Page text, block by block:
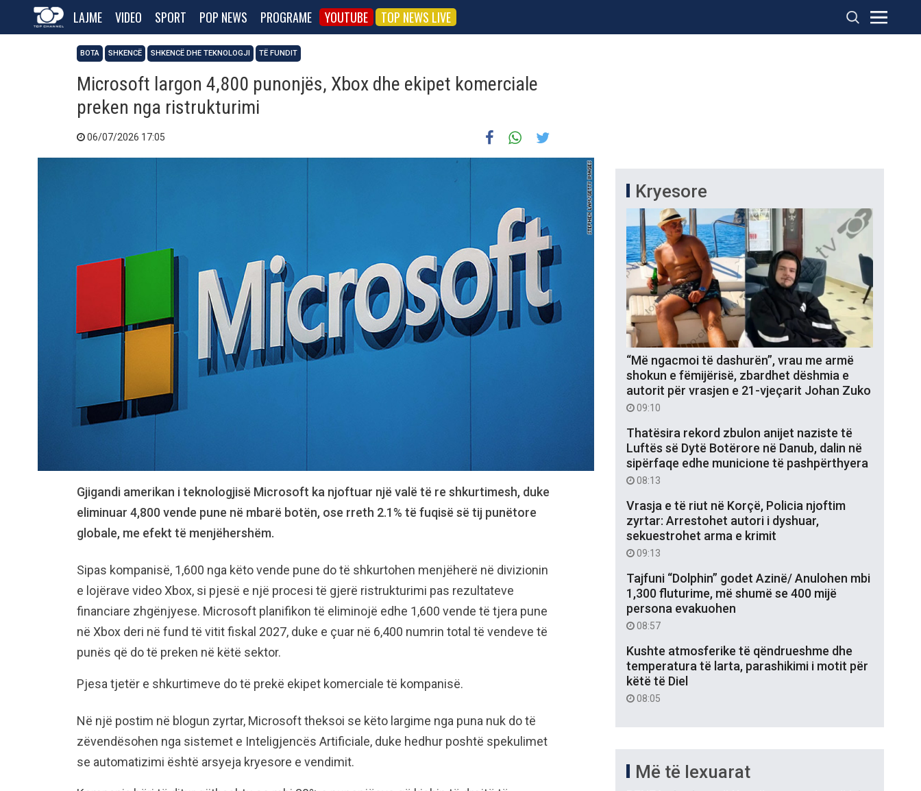
LAJME VIDEO SPORT POP NEWS PROGRAME YOUTUBE TOP NEWS LIVE
BOTA SHKENCË SHKENCË DHE TEKNOLOGJI TË FUNDIT
Microsoft largon 4,800 punonjës, Xbox dhe ekipet komerciale
preken nga ristrukturimi
06/07/2026 17:05
Gjigandi amerikan i teknologjisë Microsoft ka njoftuar një valë të re shkurtimesh, duke
eliminuar 4,800 vende pune në mbarë botën, ose rreth 2.1% të fuqisë së tij punëtore
globale, me efekt të menjëhershëm.
Sipas kompanisë, 1,600 nga këto vende pune do të shkurtohen menjëherë në divizionin
e lojërave video Xbox, si pjesë e një procesi të gjerë ristrukturimi pas rezultateve
financiare zhgënjyese. Microsoft planifikon të eliminojë edhe 1,600 vende të tjera pune
në Xbox deri në fund të vitit fiskal 2027, duke e çuar në 6,400 numrin total të vendeve të
punës që do të preken në këtë sektor.
Pjesa tjetër e shkurtimeve do të prekë ekipet komerciale të kompanisë.
Në një postim në blogun zyrtar, Microsoft theksoi se këto largime nga puna nuk do të
zëvendësohen nga sistemet e Inteligjencës Artificiale, duke hedhur poshtë spekulimet
se automatizimi është arsyeja kryesore e vendimit.
Kryesore
“Më ngacmoi të dashurën”, vrau me armë
shokun e fëmijërisë, zbardhet dëshmia e
autorit për vrasjen e 21-vjeçarit Johan Zuko
09:10
Thatësira rekord zbulon anijet naziste të
Luftës së Dytë Botërore në Danub, dalin në
sipërfaqe edhe municione të pashpërthyera
08:13
Vrasja e të riut në Korçë, Policia njoftim
zyrtar: Arrestohet autori i dyshuar,
sekuestrohet arma e krimit
09:13
Tajfuni “Dolphin” godet Azinë/ Anulohen mbi
1,300 fluturime, më shumë se 400 mijë
persona evakuohen
08:57
Kushte atmosferike të qëndrueshme dhe
temperatura të larta, parashikimi i motit për
këtë të Diel
08:05
Më të lexuarat